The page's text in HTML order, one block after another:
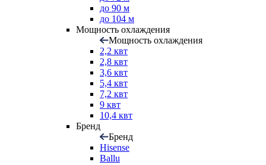
до 90 м
до 104 м
Мощность охлаждения
Мощность охлаждения
2,2 квт
2,8 квт
3,6 квт
5,4 квт
7,2 квт
9 квт
10,4 квт
Бренд
Бренд
Hisense
Ballu